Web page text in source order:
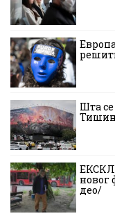
Шта
новог
део/